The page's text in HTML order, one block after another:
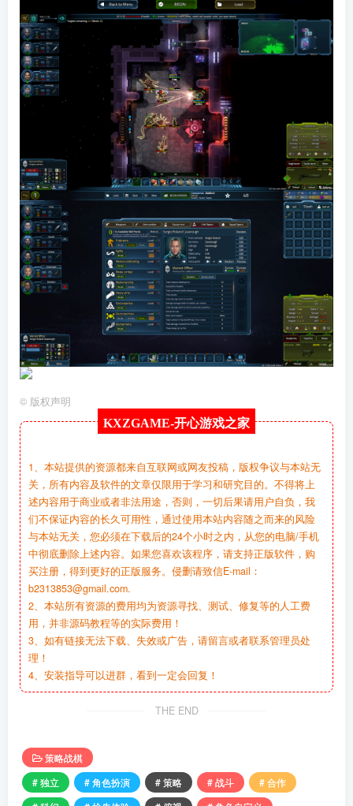
© 版权声明
KXZGAME-开心游戏之家
1、本站提供的资源都来自互联网或网友投稿，版权争议与本站无
关，所有内容及软件的文章仅限用于学习和研究目的。不得将上
述内容用于商业或者非法用途，否则，一切后果请用户自负，我
们不保证内容的长久可用性，通过使用本站内容随之而来的风险
与本站无关，您必须在下载后的24个小时之内，从您的电脑/手机
中彻底删除上述内容。如果您喜欢该程序，请支持正版软件，购
买注册，得到更好的正版服务。侵删请致信E-mail：
b2313853@gmail.com.
2、本站所有资源的费用均为资源寻找、测试、修复等的人工费
用，并非源码教程等的实际费用！
3、如有链接无法下载、失效或广告，请留言或者联系管理员处
理！
4、安装指导可以进群，看到一定会回复！
THE END
策略战棋
# 独立
# 角色扮演 # 策略 # 战斗
# 合作